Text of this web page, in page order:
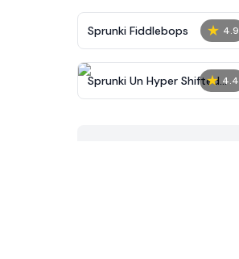
★ 4.9
Sprunki Fiddlebops
★ 4.4
Sprunki Un Hyper Shifted
Phase 4